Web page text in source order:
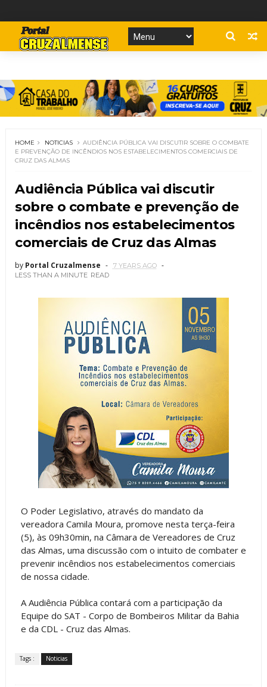
HOME NOTICIAS
AUDIÊNCIA PÚBLICA VAI DISCUTIR SOBRE O COMBATE
E PREVENÇÃO DE INCÊNDIOS NOS ESTABELECIMENTOS COMERCIAIS DE
CRUZ DAS ALMAS
Audiência Pública vai discutir
sobre o combate e prevenção de
incêndios nos estabelecimentos
comerciais de Cruz das Almas
by Portal Cruzalmense
7 YEARS AGO
LESS THAN A MINUTE READ
O Poder Legislativo, através do mandato da
vereadora Camila Moura, promove nesta terça-feira
(5), às 09h30min, na Câmara de Vereadores de Cruz
das Almas, uma discussão com o intuito de combater e
prevenir incêndios nos estabelecimentos comerciais
de nossa cidade.
A Audiência Pública contará com a participação da
Equipe do SAT - Corpo de Bombeiros Militar da Bahia
e da CDL - Cruz das Almas.
Tags : Noticias